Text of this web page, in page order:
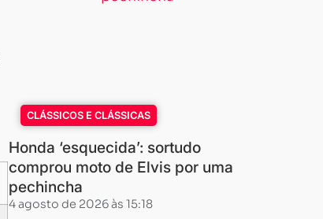
CLÁSSICOS E CLÁSSICAS
Honda ‘esquecida’: sortudo
comprou moto de Elvis por uma
pechincha
4 agosto de 2026 às 15:18